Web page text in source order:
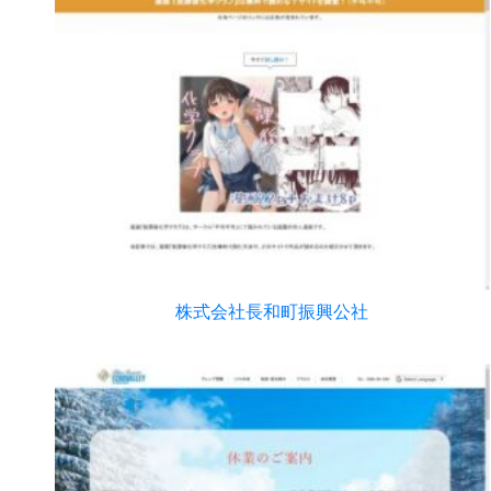
株式会社長和町振興公社